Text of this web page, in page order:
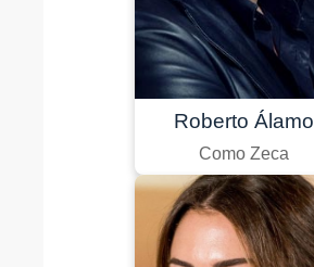
Roberto Álamo
Como Zeca